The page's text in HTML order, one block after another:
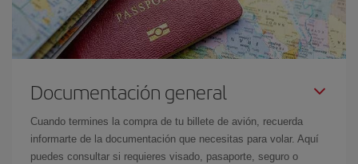
Documentación general
Cuando termines la compra de tu billete de avión, recuerda
informarte de la documentación que necesitas para volar. Aquí
puedes consultar si requieres visado, pasaporte, seguro o